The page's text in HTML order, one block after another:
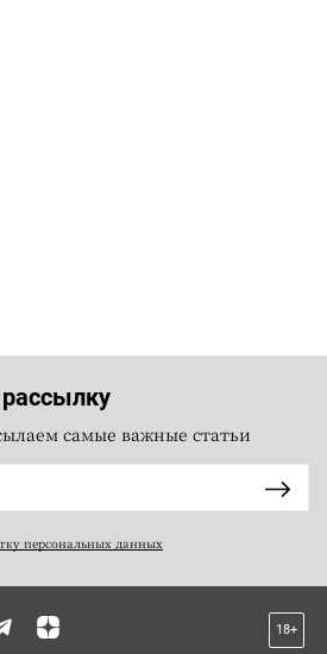
самые важные статьи
персональных данных
18+